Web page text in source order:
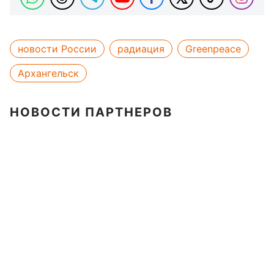
новости России радиация
Greenpeace
Архангельск
НОВОСТИ ПАРТНЕРОВ